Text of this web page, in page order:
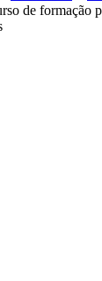
de formação